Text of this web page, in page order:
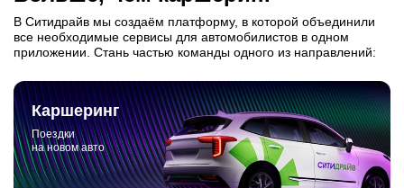
В Ситидрайв мы создаём платформу, в которой объединили
все необходимые сервисы для автомобилистов в одном
приложении. Стань частью команды одного из направлений:
Каршеринг
Поездки
на новом авто